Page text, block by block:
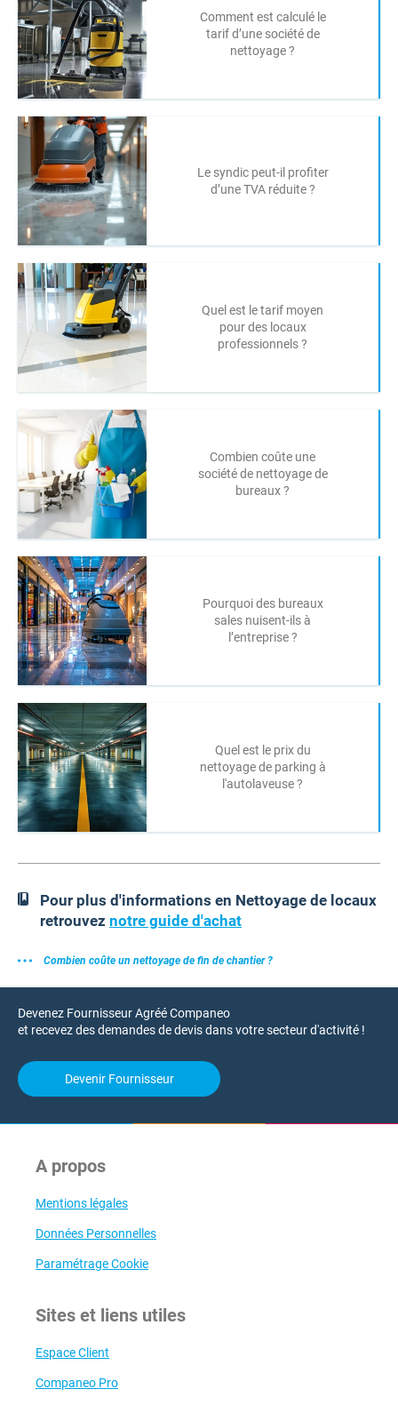
Comment est calculé le
tarif d’une société de
nettoyage ?
Le syndic peut-il profiter
d’une TVA réduite ?
Quel est le tarif moyen
pour des locaux
professionnels ?
Combien coûte une
société de nettoyage de
bureaux ?
Pourquoi des bureaux
sales nuisent-ils à
l’entreprise ?
Quel est le prix du
nettoyage de parking à
l'autolaveuse ?
Pour plus d'informations en Nettoyage de locaux
retrouvez notre guide d'achat
Combien coûte un nettoyage de fin de chantier ?
Devenez Fournisseur Agréé Companeo
et recevez des demandes de devis dans votre secteur d'activité !
Devenir Fournisseur
A propos
Mentions légales
Données Personnelles
Paramétrage Cookie
Sites et liens utiles
Espace Client
Companeo Pro